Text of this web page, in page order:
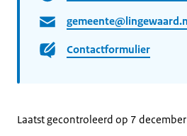
Contactformulier
Laatst gecontroleerd op 7